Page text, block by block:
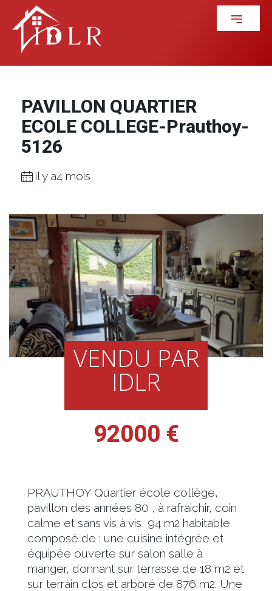
PAVILLON QUARTIER
ECOLE COLLEGE-Prauthoy-
5126
il y a4 mois
VENDU PAR
IDLR
92000 €
PRAUTHOY Quartier école collège,
pavillon des années 80 , à rafraichir, coin
calme et sans vis à vis, 94 m2 habitable
composé de : une cuisine intégrée et
équipée ouverte sur salon salle à
manger, donnant sur terrasse de 18 m2 et
sur terrain clos et arboré de 876 m2. Une